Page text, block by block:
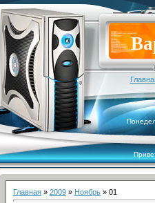
Главная » 2009 » Ноябрь » 01